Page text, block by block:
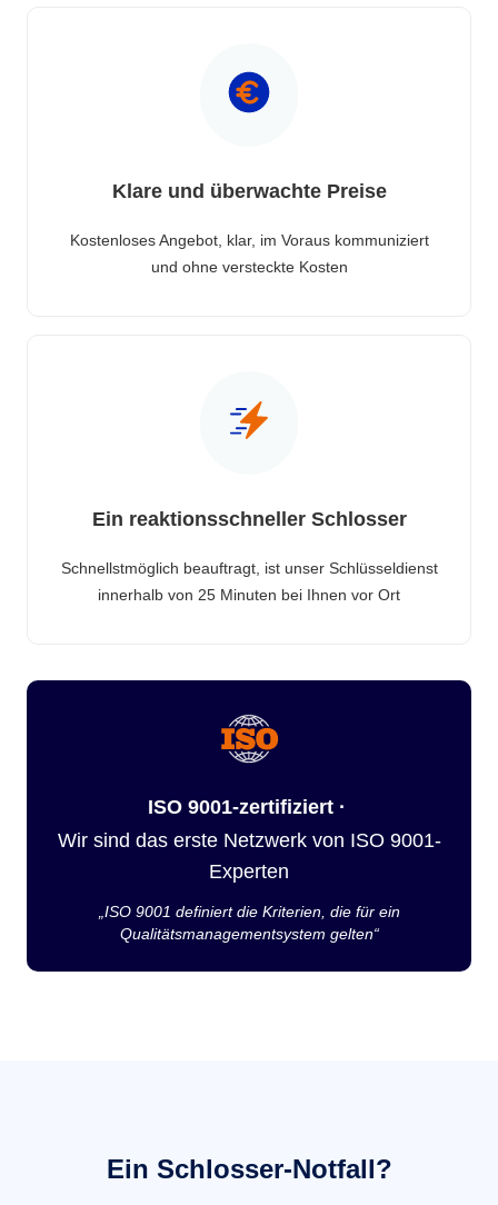
Klare und überwachte Preise
Kostenloses Angebot, klar, im Voraus kommuniziert
und ohne versteckte Kosten
Ein reaktionsschneller Schlosser
Schnellstmöglich beauftragt, ist unser Schlüsseldienst
innerhalb von 25 Minuten bei Ihnen vor Ort
ISO 9001-zertifiziert ·
Wir sind das erste Netzwerk von ISO 9001-
Experten
„ISO 9001 definiert die Kriterien, die für ein
Qualitätsmanagementsystem gelten“
Ein Schlosser-Notfall?